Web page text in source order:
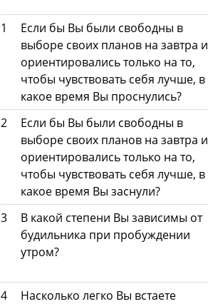
1
Если бы Вы были свободны в
выборе своих планов на завтра и
ориентировались только на то,
чтобы чувствовать себя лучше, в
какое время Вы проснулись?
2
Если бы Вы были свободны в
выборе своих планов на завтра и
ориентировались только на то,
чтобы чувствовать себя лучше, в
какое время Вы заснули?
3
В какой степени Вы зависимы от
будильника при пробуждении
утром?
4
Насколько легко Вы встаете